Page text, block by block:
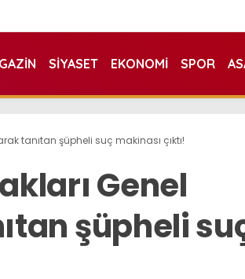
SIYASET EKONOMI SPOR
tanıtan şüpheli suç makinası çıktı!
Genel
şüpheli